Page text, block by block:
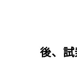
後、